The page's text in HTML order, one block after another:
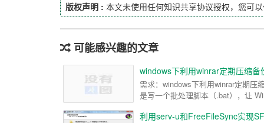
版权声明 : 本文未使用任何知识共享协议授权，您可
可能感兴趣的文章
windows下利用winrar定期压缩备
需求：windows下利用winrar定期压
是写一个批处理脚本（.bat），让
利用serv-u和FreeFileSync实现